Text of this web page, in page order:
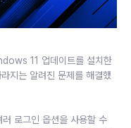
11 업데이트를 설치한
지는 알려진 문제를 해결했
로그인 옵션을 사용할 수